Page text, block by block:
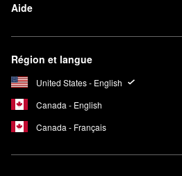
Aide
Région et langue
United States - English
Canada - English
Canada - Français